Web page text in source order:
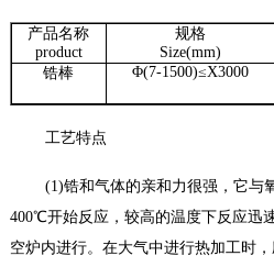
产品名称
product
规格
Size(mm)
锆棒
Φ(7-1500)≤X3000
工艺特点
(1)锆和气体的亲和力很强，它与
400℃开始反应，较高的温度下反应迅
空炉内进行。在大气中进行热加工时